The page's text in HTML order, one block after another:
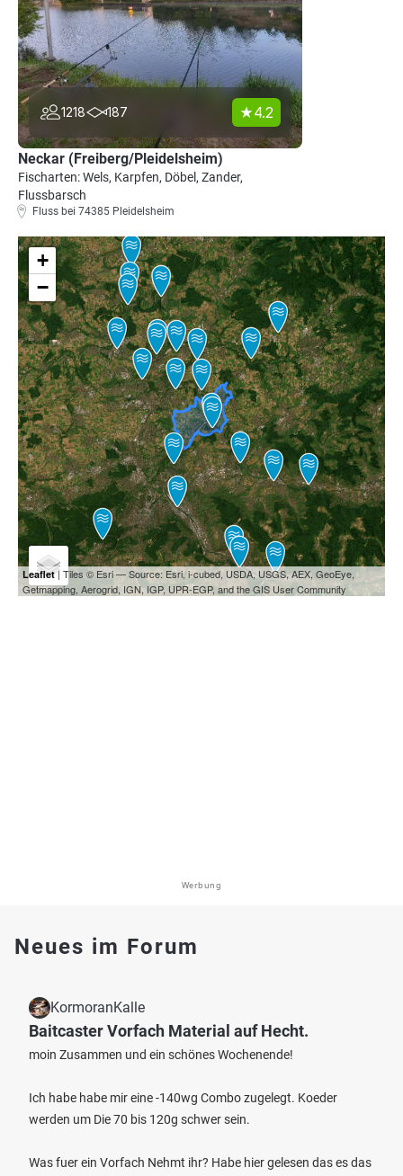
1218 187 4.2
Neckar (Freiberg/Pleidelsheim)
Fischarten: Wels, Karpfen, Döbel, Zander,
Flussbarsch
Fluss bei 74385 Pleidelsheim
+
−
Leaflet| Tiles © Esri — Source: Esri, i-cubed, USDA, USGS, AEX, GeoEye,
Getmapping, Aerogrid, IGN, IGP, UPR-EGP, and the GIS User Community
Werbung
Neues im Forum
KormoranKalle
Baitcaster Vorfach Material auf Hecht.
moin Zusammen und ein schönes Wochenende!
Ich habe habe mir eine -140wg Combo zugelegt. Koeder
werden um Die 70 bis 120g schwer sein.
Was fuer ein Vorfach Nehmt ihr? Habe hier gelesen das es das